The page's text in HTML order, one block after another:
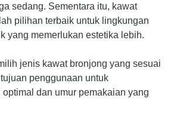
sedang. Sementara itu, kawat
pilihan terbaik untuk lingkungan
yang memerlukan estetika lebih.
jenis kawat bronjong yang sesuai
penggunaan untuk
dan umur pemakaian yang